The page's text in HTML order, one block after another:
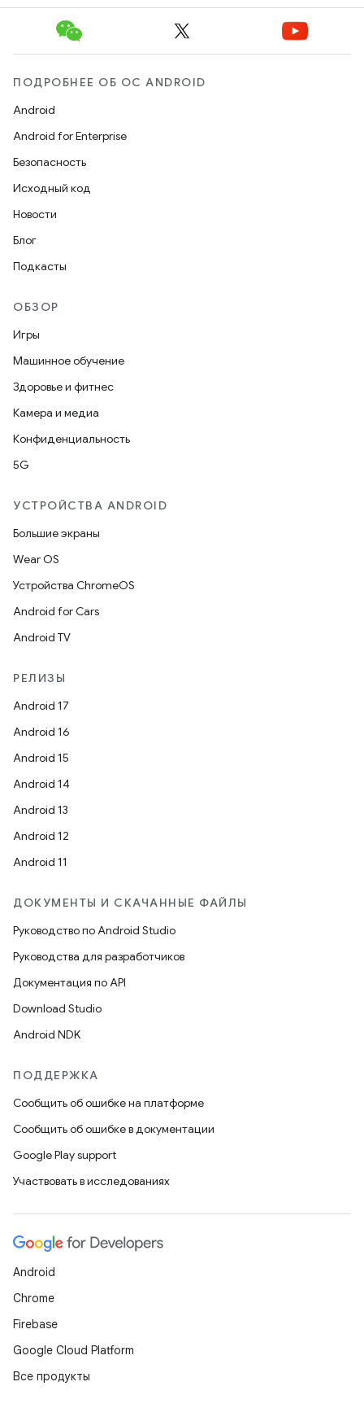
ПОДРОБНЕЕ ОБ ОС ANDROID
Android
Android for Enterprise
Безопасность
Исходный код
Новости
Блог
Подкасты
ОБЗОР
Игры
Машинное обучение
Здоровье и фитнес
Камера и медиа
Конфиденциальность
5G
УСТРОЙСТВА ANDROID
Большие экраны
Wear OS
Устройства ChromeOS
Android for Cars
Android TV
РЕЛИЗЫ
Android 17
Android 16
Android 15
Android 14
Android 13
Android 12
Android 11
ДОКУМЕНТЫ И СКАЧАННЫЕ ФАЙЛЫ
Руководство по Android Studio
Руководства для разработчиков
Документация по API
Download Studio
Android NDK
ПОДДЕРЖКА
Сообщить об ошибке на платформе
Сообщить об ошибке в документации
Google Play support
Участвовать в исследованиях
Android
Chrome
Firebase
Google Cloud Platform
Все продукты